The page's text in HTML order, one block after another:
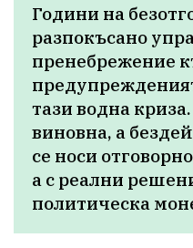
Години на
разпокъсано
пренебрежение
тази водна
виновна, а
се носи
а с реални
политическа